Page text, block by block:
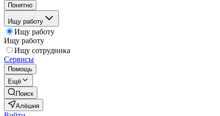
Понятно
Ищу работу
Ищу работу
Ищу работу
Ищу сотрудника
Сервисы
Помощь
Ещё
Поиск
Алёшня